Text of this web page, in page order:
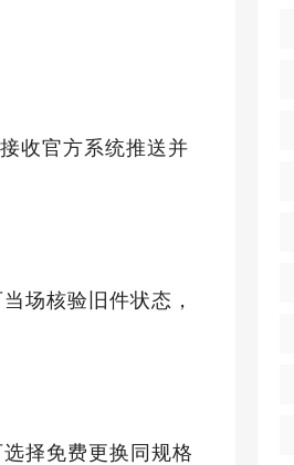
收官方系统推送并
场核验旧件状态，
择免费更换同规格